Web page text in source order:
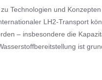
Technologien und
LH2-Transport
– insbesondere die
ist